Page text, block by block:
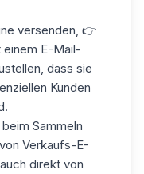
versenden, 👉
einem E-Mail-
dass sie
Kunden
Sammeln
Verkaufs-E-
direkt von